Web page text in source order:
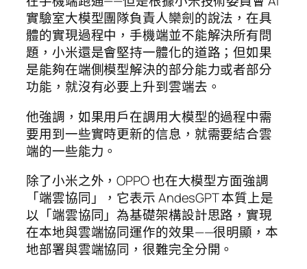
實驗室大模型團隊負責人欒劍的說法，在具
體的實現過程中，手機端並不能解決所有問
題，小米還是會堅持一體化的道路；但如果
是能夠在端側模型解決的部分能力或者部分
功能，就沒有必要上升到雲端去。
他強調，如果用戶在調用大模型的過程中需
要用到一些實時更新的信息，就需要結合雲
端的一些能力。
除了小米之外，OPPO 也在大模型方面強調
「端雲協同」，它表示 AndesGPT 本質上是
以「端雲協同」為基礎架構設計思路，實現
在本地與雲端協同運作的效果——很明顯，本
地部署與雲端協同，很難完全分開。